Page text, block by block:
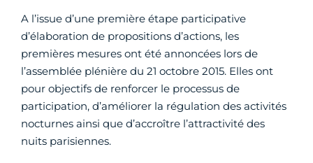
A l’issue d’une première étape participative
d’élaboration de propositions d’actions, les
premières mesures ont été annoncées lors de
l’assemblée plénière du 21 octobre 2015. Elles ont
pour objectifs de renforcer le processus de
participation, d’améliorer la régulation des activités
nocturnes ainsi que d’accroître l’attractivité des
nuits parisiennes.